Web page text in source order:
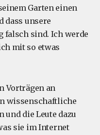
Garten einen
dass unsere
falsch sind. Ich werde
mit so etwas
Vorträgen an
wissenschaftliche
die Leute dazu
sie im Internet